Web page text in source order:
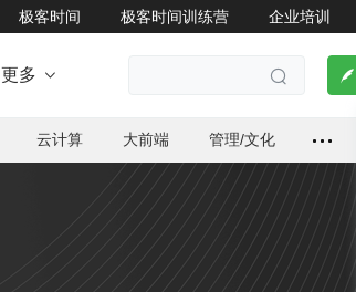
极客时间 极客时间训练营 企业培训
更多   
云计算 大前端 管理/文化